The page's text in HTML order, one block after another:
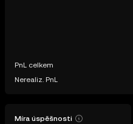
PnL celkem
Nerealiz. PnL
Míra úspěšnosti